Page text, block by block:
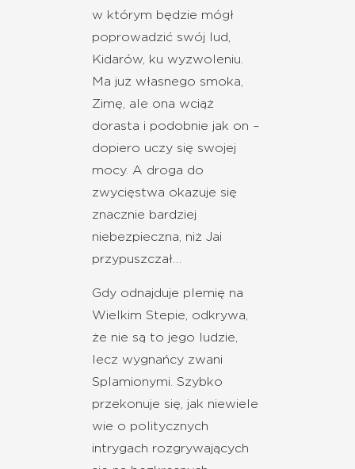
w którym będzie mógł
poprowadzić swój lud,
Kidarów, ku wyzwoleniu.
Ma już własnego smoka,
Zimę, ale ona wciąż
dorasta i podobnie jak on –
dopiero uczy się swojej
mocy. A droga do
zwycięstwa okazuje się
znacznie bardziej
niebezpieczna, niż Jai
przypuszczał…
Gdy odnajduje plemię na
Wielkim Stepie, odkrywa,
że nie są to jego ludzie,
lecz wygnańcy zwani
Splamionymi. Szybko
przekonuje się, jak niewiele
wie o politycznych
intrygach rozgrywających